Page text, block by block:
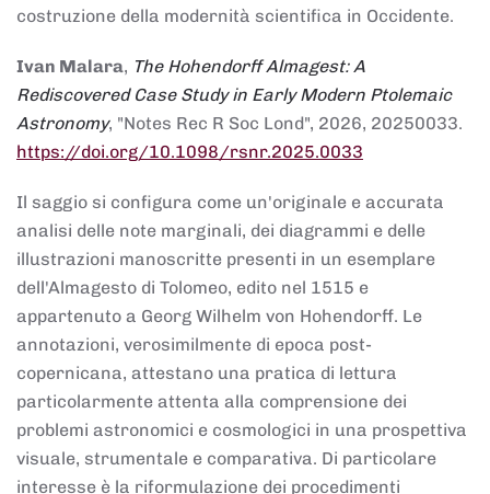
costruzione della modernità scientifica in Occidente.
Ivan Malara, The Hohendorff Almagest: A
Rediscovered Case Study in Early Modern Ptolemaic
Astronomy, "Notes Rec R Soc Lond", 2026, 20250033.
https://doi.org/10.1098/rsnr.2025.0033
Il saggio si configura come un'originale e accurata
analisi delle note marginali, dei diagrammi e delle
illustrazioni manoscritte presenti in un esemplare
dell'Almagesto di Tolomeo, edito nel 1515 e
appartenuto a Georg Wilhelm von Hohendorff. Le
annotazioni, verosimilmente di epoca post-
copernicana, attestano una pratica di lettura
particolarmente attenta alla comprensione dei
problemi astronomici e cosmologici in una prospettiva
visuale, strumentale e comparativa. Di particolare
interesse è la riformulazione dei procedimenti